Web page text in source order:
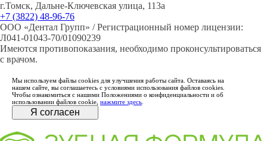
г.Томск, Дальне-Ключевская улица, 113а
+7 (3822) 48-96-76
ООО «Дентал Групп» / Регистрационный номер лицензии:
Л041-01043-70/01090239
Имеются противопоказания, необходимо проконсультироваться
с врачом.
Мы используем файлы cookies для улучшения работы сайта. Оставаясь на
нашем сайте, вы соглашаетесь с условиями использования файлов cookies.
Чтобы ознакомиться с нашими Положениями о конфиденциальности и об
использовании файлов cookie, нажмите здесь
Я согласен